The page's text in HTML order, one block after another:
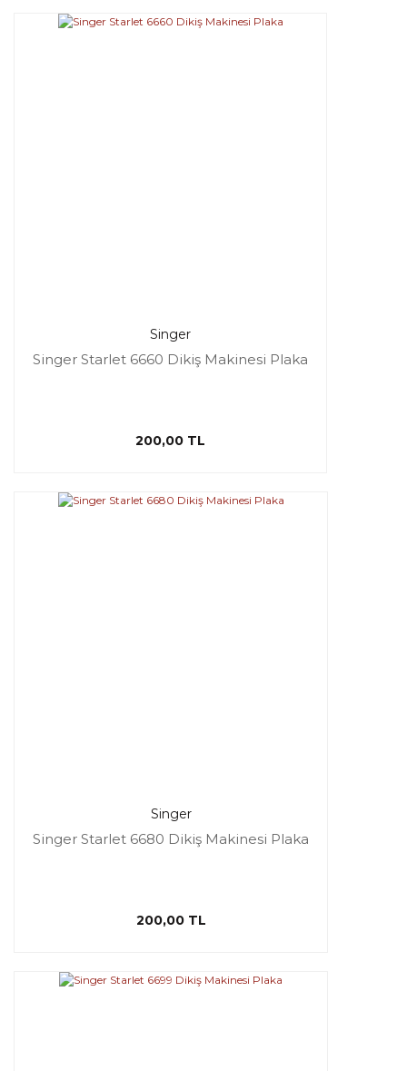
Singer
Singer Starlet 6660 Dikiş Makinesi Plaka
200,00 TL
Singer
Singer Starlet 6680 Dikiş Makinesi Plaka
200,00 TL